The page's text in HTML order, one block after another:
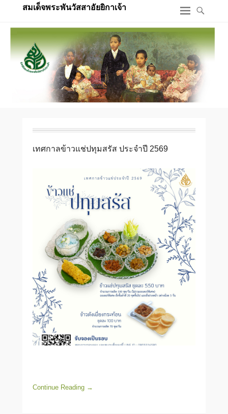
สมเด็จพระพันวัสสาอัยยิกาเจ้า
เทศกาลข้าวแช่ปทุมสรัส ประจำปี 2569
Continue Reading →